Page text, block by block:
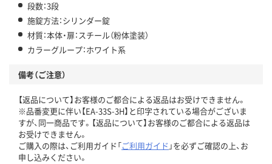
段数：3段
施錠方法：シリンダー錠
材質：本体・扉：スチール（粉体塗装）
カラーグループ：ホワイト系
備考（ご注意）
【返品について】お客様のご都合による返品はお受けできません。
※品番変更に伴い【EA-33S-3H】と印字されている場合がございま
すが、同一商品です。【返品について】お客様のご都合による返品は
お受けできません。
ご購入の際は、ご利用ガイド「ご利用ガイド 」を必ずご確認の上、お
申し込みください。